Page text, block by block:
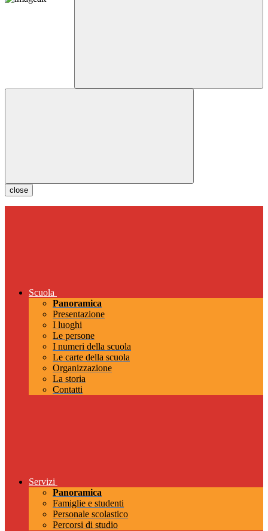
close
Scuola
Panoramica
Presentazione
I luoghi
Le persone
I numeri della scuola
Le carte della scuola
Organizzazione
La storia
Contatti
Servizi
Panoramica
Famiglie e studenti
Personale scolastico
Percorsi di studio